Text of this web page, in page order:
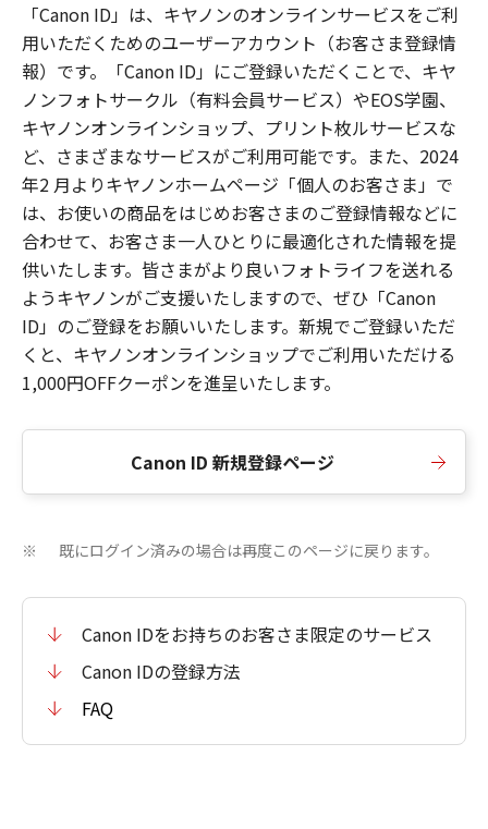
「Canon ID」は、キヤノンのオンラインサービスをご利
用いただくためのユーザーアカウント（お客さま登録情
報）です。「Canon ID」にご登録いただくことで、キヤ
ノンフォトサークル（有料会員サービス）やEOS学園、
キヤノンオンラインショップ、プリント枚ルサービスな
ど、さまざまなサービスがご利用可能です。また、2024
年2 月よりキヤノンホームページ「個人のお客さま」で
は、お使いの商品をはじめお客さまのご登録情報などに
合わせて、お客さま一人ひとりに最適化された情報を提
供いたします。皆さまがより良いフォトライフを送れる
ようキヤノンがご支援いたしますので、ぜひ「Canon
ID」のご登録をお願いいたします。新規でご登録いただ
くと、キヤノンオンラインショップでご利用いただける
1,000円OFFクーポンを進呈いたします。
Canon ID 新規登録ページ
※ 既にログイン済みの場合は再度このページに戻ります。
Canon IDをお持ちのお客さま限定のサービス
Canon IDの登録方法
FAQ